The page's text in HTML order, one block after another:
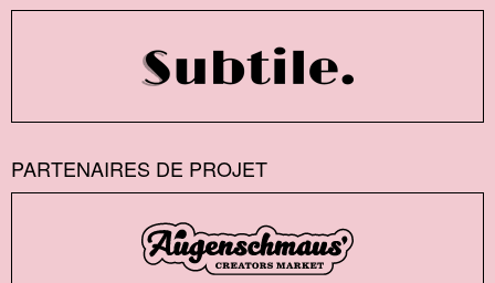
PARTENAIRES DE PROJET